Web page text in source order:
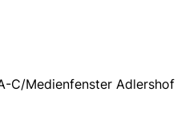
C/Medienfenster Adlershof